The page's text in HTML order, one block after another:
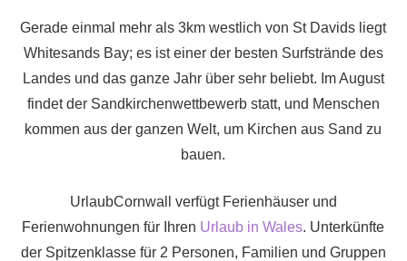
Gerade einmal mehr als 3km westlich von St Davids liegt
Whitesands Bay; es ist einer der besten Surfstrände des
Landes und das ganze Jahr über sehr beliebt. Im August
findet der Sandkirchenwettbewerb statt, und Menschen
kommen aus der ganzen Welt, um Kirchen aus Sand zu
bauen.
UrlaubCornwall verfügt Ferienhäuser und
Ferienwohnungen für Ihren Urlaub in Wales. Unterkünfte
der Spitzenklasse für 2 Personen, Familien und Gruppen